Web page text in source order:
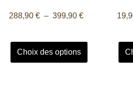
288,90 € – 399,90 €
Choix des options